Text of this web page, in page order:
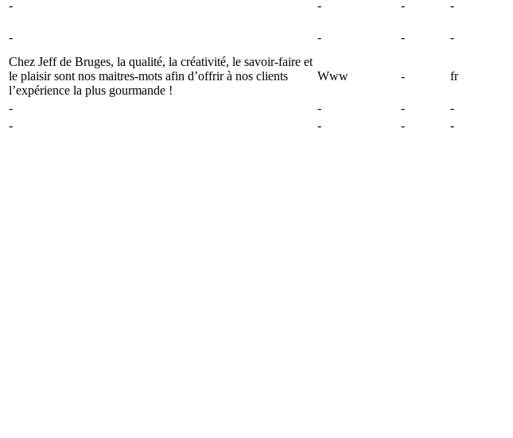
- - - -
- - - -
Chez Jeff de Bruges, la qualité, la créativité, le savoir-faire et
le plaisir sont nos maitres-mots afin d’offrir à nos clients
l’expérience la plus gourmande !
Www - fr
- - -
-
- - - -